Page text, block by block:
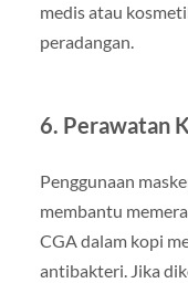
medis atau
peradangan.
6. Perawatan
Penggunaan
membantu
CGA dalam kopi
antibakteri. Jika